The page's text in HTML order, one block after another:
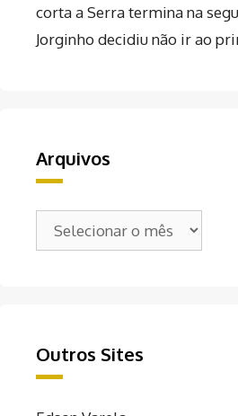
corta a Serra termina na
Jorginho decidiu não ir ao
Arquivos
Outros Sites